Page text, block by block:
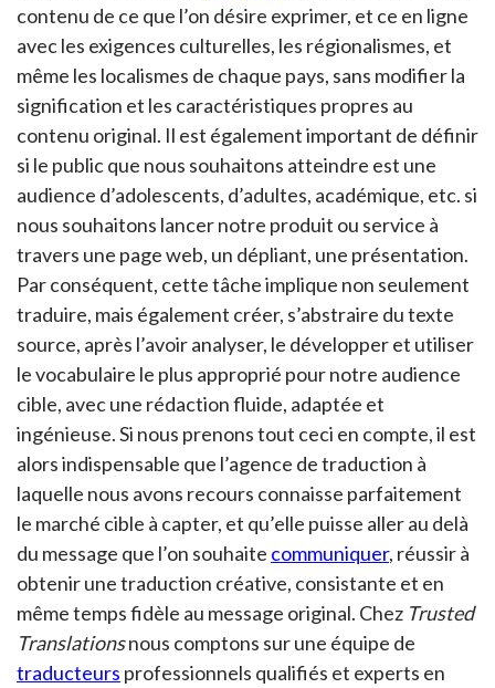
contenu de ce que l’on désire exprimer, et ce en ligne
avec les exigences culturelles, les régionalismes, et
même les localismes de chaque pays, sans modifier la
signification et les caractéristiques propres au
contenu original. Il est également important de définir
si le public que nous souhaitons atteindre est une
audience d’adolescents, d’adultes, académique, etc. si
nous souhaitons lancer notre produit ou service à
travers une page web, un dépliant, une présentation.
Par conséquent, cette tâche implique non seulement
traduire, mais également créer, s’abstraire du texte
source, après l’avoir analyser, le développer et utiliser
le vocabulaire le plus approprié pour notre audience
cible, avec une rédaction fluide, adaptée et
ingénieuse. Si nous prenons tout ceci en compte, il est
alors indispensable que l’agence de traduction à
laquelle nous avons recours connaisse parfaitement
le marché cible à capter, et qu’elle puisse aller au delà
du message que l’on souhaite communiquer, réussir à
obtenir une traduction créative, consistante et en
même temps fidèle au message original. Chez Trusted
Translationsnous comptons sur une équipe de
traducteurs professionnels qualifiés et experts en